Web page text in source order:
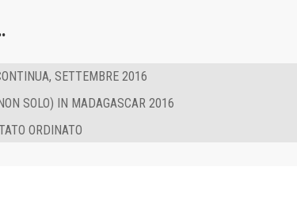
SETTEMBRE 2016
SOLO) IN MADAGASCAR 2016
ORDINATO